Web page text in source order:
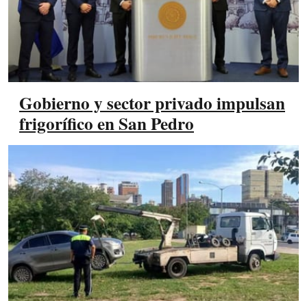
Gobierno y sector privado impulsan
frigorífico en San Pedro